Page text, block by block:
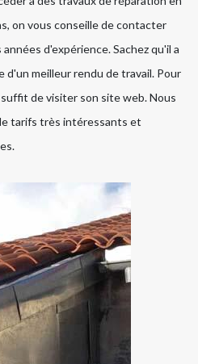
on vous conseille de contacter
d'expérience. Sachez qu'il a
d'un meilleur rendu de travail. Pour
de visiter son site web. Nous
tarifs très intéressants et